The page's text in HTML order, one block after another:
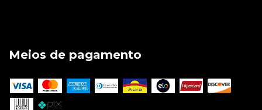
Meios de pagamento